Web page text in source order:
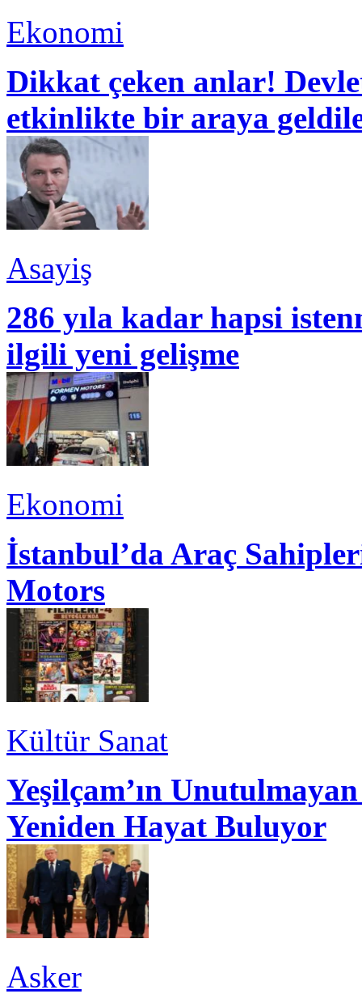
Ekonomi
Dikkat çeken anlar!
etkinlikte bir araya
Asayiş
286 yıla kadar hapsi
ilgili yeni gelişme
Ekonomi
İstanbul’da Araç
Motors
Kültür Sanat
Yeşilçam’ın
Yeniden Hayat Buluyor
Asker